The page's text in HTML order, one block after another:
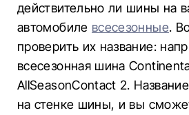
действительно ли шины на
автомобиле всесезонные.
проверить их название:
всесезонная шина
AllSeasonContact 2.
на стенке шины, и вы